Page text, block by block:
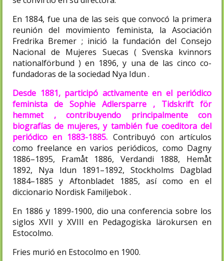
En 1884, fue una de las seis que convocó la primera
reunión del movimiento feminista, la Asociación
Fredrika Bremer ; inició la fundación del Consejo
Nacional de Mujeres Suecas ( Svenska kvinnors
nationalförbund ) en 1896, y una de las cinco co-
fundadoras de la sociedad Nya Idun .
Desde 1881, participó activamente en el periódico
feminista de Sophie Adlersparre , Tidskrift för
hemmet , contribuyendo principalmente con
biografías de mujeres, y también fue coeditora del
periódico en 1883-1885. Contribuyó con artículos
como freelance en varios periódicos, como Dagny
1886–1895, Framåt 1886, Verdandi 1888, Hemåt
1892, Nya Idun 1891–1892, Stockholms Dagblad
1884–1885 y Aftonbladet 1885, así como en el
diccionario Nordisk Familjebok .
En 1886 y 1899-1900, dio una conferencia sobre los
siglos XVII y XVIII en Pedagogiska lärokursen en
Estocolmo.
Fries murió en Estocolmo en 1900.